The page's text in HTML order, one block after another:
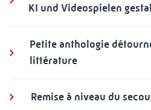
KI und Videospielen
Petite anthologie
littérature
Remise à niveau du